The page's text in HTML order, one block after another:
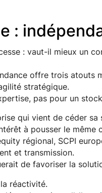
:
: vaut-il mieux un
offre trois atouts
stratégique.
pas pour un
qui vient de céder
à pousser le
régional, SCPI
et transmission.
de favoriser la
réactivité.